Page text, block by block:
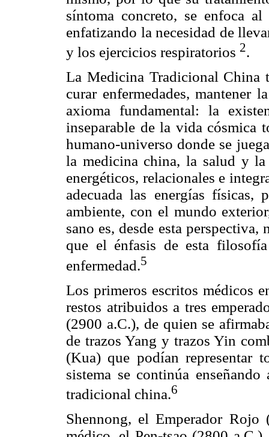
síntoma concreto, se enfoca
enfatizando la necesidad de
y los ejercicios respiratorios 2.
La Medicina Tradicional China
curar enfermedades, mantener
axioma fundamental: la
inseparable de la vida cósmica
humano-universo donde se
la medicina china, la salud y la
energéticos, relacionales e
adecuada las energías físicas,
ambiente, con el mundo
sano es, desde esta
que el énfasis de esta
enfermedad.5
Los primeros escritos médicos
restos atribuidos a tres
(2900 a.C.), de quien se
de trazos Yang y trazos Yin
(Kua) que podían representar
sistema se continúa
tradicional china.6
Shennong, el Emperador